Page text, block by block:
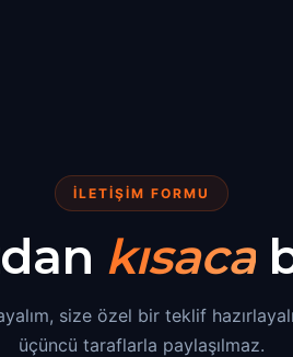
İLETİŞİM FORMU
kısaca
size özel bir teklif
üçüncü taraflarla paylaşılmaz.